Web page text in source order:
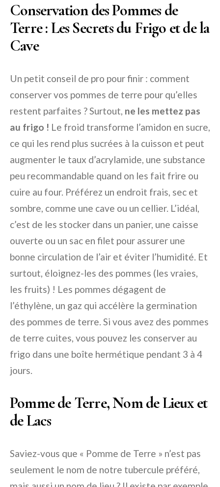
Conservation des Pommes de
Terre : Les Secrets du Frigo et de la
Cave
Un petit conseil de pro pour finir : comment
conserver vos pommes de terre pour qu’elles
restent parfaites ? Surtout, ne les mettez pas
au frigo ! Le froid transforme l’amidon en sucre,
ce qui les rend plus sucrées à la cuisson et peut
augmenter le taux d’acrylamide, une substance
peu recommandable quand on les fait frire ou
cuire au four. Préférez un endroit frais, sec et
sombre, comme une cave ou un cellier. L’idéal,
c’est de les stocker dans un panier, une caisse
ouverte ou un sac en filet pour assurer une
bonne circulation de l’air et éviter l’humidité. Et
surtout, éloignez-les des pommes (les vraies,
les fruits) ! Les pommes dégagent de
l’éthylène, un gaz qui accélère la germination
des pommes de terre. Si vous avez des pommes
de terre cuites, vous pouvez les conserver au
frigo dans une boîte hermétique pendant 3 à 4
jours.
Pomme de Terre, Nom de Lieux et
de Lacs
Saviez-vous que « Pomme de Terre » n’est pas
seulement le nom de notre tubercule préféré,